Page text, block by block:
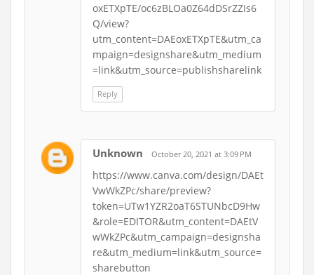
oxETXpTE/oc6zBLOa0Z64dDSrZZIs6
Q/view?
utm_content=DAEoxETXpTE&utm_ca
mpaign=designshare&utm_medium
=link&utm_source=publishsharelink
Reply
Unknown October 20, 2021 at 3:09 PM
https://www.canva.com/design/DAEt
VwWkZPc/share/preview?
token=UTw1YZR2oaT6STUNbcD9Hw
&role=EDITOR&utm_content=DAEtV
wWkZPc&utm_campaign=designsha
re&utm_medium=link&utm_source=
sharebutton